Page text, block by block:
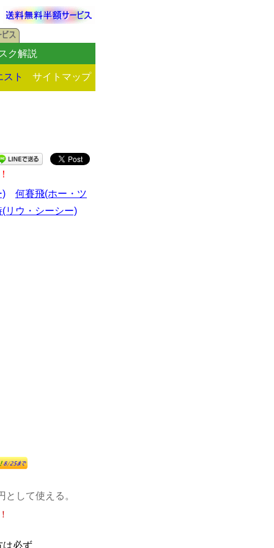
ク解説
スト サイトマップ
)
何賽飛(ホー・ツ
(リウ・シーシー)
して使える。
は必ず